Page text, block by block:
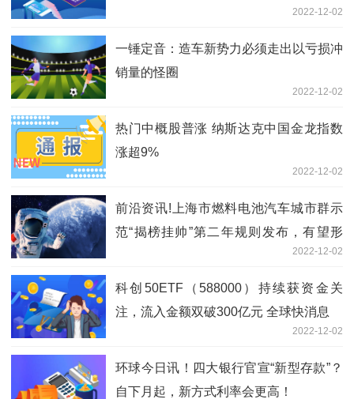
2022-12-02
一锤定音：造车新势力必须走出以亏损冲
销量的怪圈
2022-12-02
热门中概股普涨 纳斯达克中国金龙指数
涨超9%
2022-12-02
前沿资讯!上海市燃料电池汽车城市群示
范“揭榜挂帅”第二年规则发布，有望形
2022-12-02
科创50ETF（588000）持续获资金关
注，流入金额双破300亿元 全球快消息
2022-12-02
环球今日讯！四大银行官宣“新型存款”？
自下月起，新方式利率会更高！